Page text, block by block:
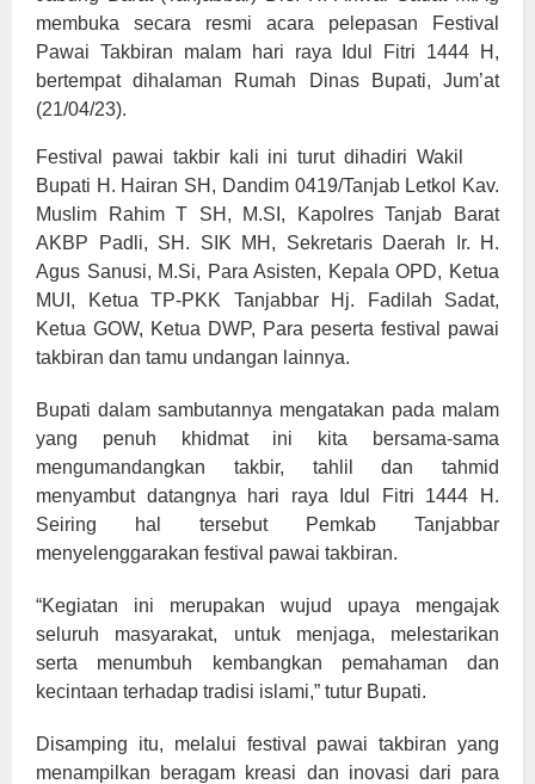
membuka secara resmi acara pelepasan Festival
Pawai Takbiran malam hari raya Idul Fitri 1444 H,
bertempat dihalaman Rumah Dinas Bupati, Jum’at
(21/04/23).
Festival pawai takbir kali ini turut dihadiri Wakil
Bupati H. Hairan SH, Dandim 0419/Tanjab Letkol Kav.
Muslim Rahim T SH, M.SI, Kapolres Tanjab Barat
AKBP Padli, SH. SIK MH, Sekretaris Daerah Ir. H.
Agus Sanusi, M.Si, Para Asisten, Kepala OPD, Ketua
MUI, Ketua TP-PKK Tanjabbar Hj. Fadilah Sadat,
Ketua GOW, Ketua DWP, Para peserta festival pawai
takbiran dan tamu undangan lainnya.
Bupati dalam sambutannya mengatakan pada malam
yang penuh khidmat ini kita bersama-sama
mengumandangkan takbir, tahlil dan tahmid
menyambut datangnya hari raya Idul Fitri 1444 H.
Seiring hal tersebut Pemkab Tanjabbar
menyelenggarakan festival pawai takbiran.
“Kegiatan ini merupakan wujud upaya mengajak
seluruh masyarakat, untuk menjaga, melestarikan
serta menumbuh kembangkan pemahaman dan
kecintaan terhadap tradisi islami,” tutur Bupati.
Disamping itu, melalui festival pawai takbiran yang
menampilkan beragam kreasi dan inovasi dari para